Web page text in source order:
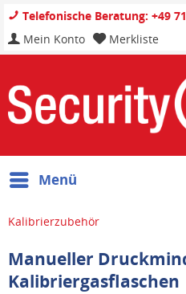
Telefonische Beratung: +49
Mein Konto Merkliste
Menü
Kalibrierzubehör
Manueller
Kalibriergasflaschen